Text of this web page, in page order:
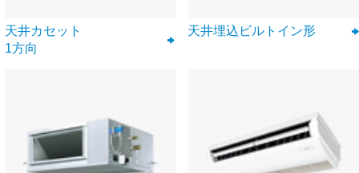
天井カセット
1方向
天井埋込ビルトイン形